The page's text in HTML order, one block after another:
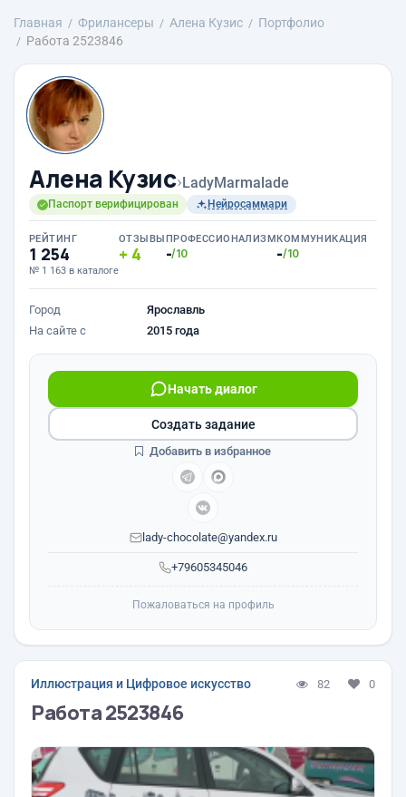
Главная Фрилансеры Алена Кузис
Портфолио
Работа 2523846
Алена Кузис›LadyMarmalade
Паспорт верифицирован Нейросаммари
РЕЙТИНГ
1 254
№ 1 163 в каталоге
ОТЗЫВЫ
4
ПРОФЕССИОНАЛИЗМ
-/10
КОММУНИКАЦИЯ
-/10
Город
Ярославль
На сайте с
2015 года
+79605345046
Начать диалог
lady-chocolate@yandex.ru
Создать задание
Добавить в избранное
Пожаловаться на профиль
Иллюстрация и Цифровое искусство 82 0
Работа 2523846